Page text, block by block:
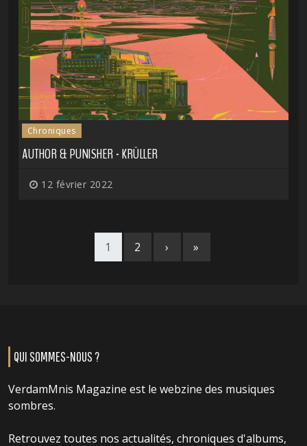
Chroniques
AUTHOR & PUNISHER - KRÜLLER
12 février 2022
1 2 › »
QUI SOMMES-NOUS ?
VerdamMnis Magazine est le webzine des musiques
sombres.
Retrouvez toutes nos actualités, chroniques d'albums,